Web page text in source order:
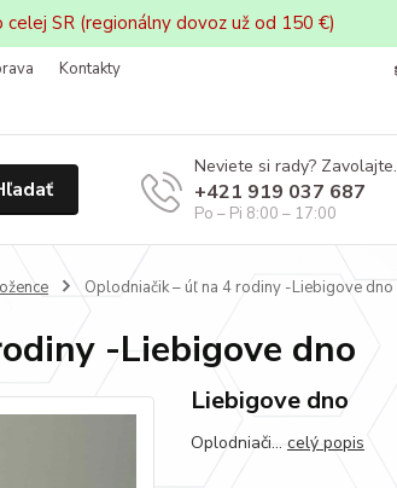
SR (regionálny dovoz už od 150 €)
Kontakty
Neviete si rady? Zavolajte.
+421 919 037 687
Po – Pi 8:00 – 17:00
Oplodniačik – úľ na 4 rodiny -Liebigove dno
-Liebigove dno
Liebigove dno
Oplodniači... celý popis